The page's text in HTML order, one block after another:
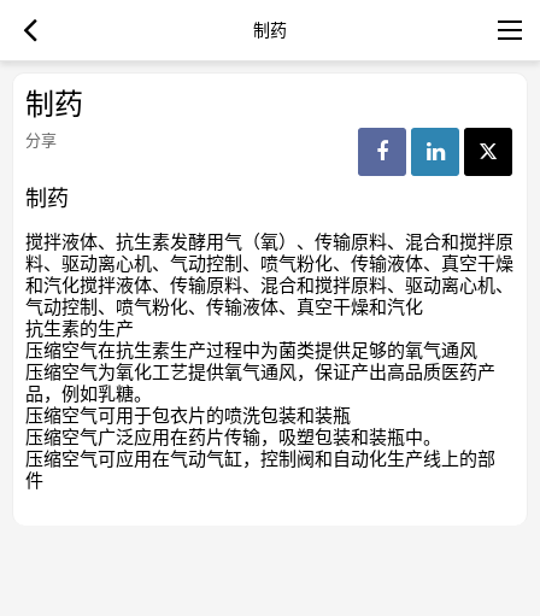
制药
制药
分享
制药
搅拌液体、抗生素发酵用气（氧）、传输原料、混合和搅拌原
料、驱动离心机、气动控制、喷气粉化、传输液体、真空干燥
和汽化搅拌液体、传输原料、混合和搅拌原料、驱动离心机、
气动控制、喷气粉化、传输液体、真空干燥和汽化
抗生素的生产
压缩空气在抗生素生产过程中为菌类提供足够的氧气通风
压缩空气为氧化工艺提供氧气通风，保证产出高品质医药产
品，例如乳糖。
压缩空气可用于包衣片的喷洗包装和装瓶
压缩空气广泛应用在药片传输，吸塑包装和装瓶中。
压缩空气可应用在气动气缸，控制阀和自动化生产线上的部
件